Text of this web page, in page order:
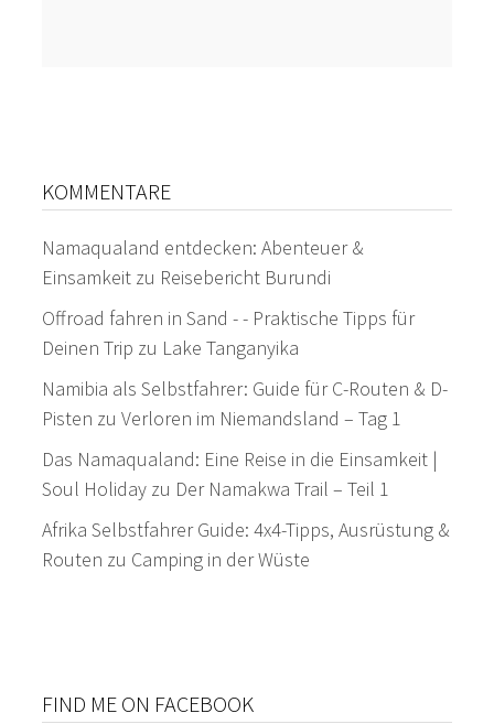
KOMMENTARE
Namaqualand entdecken: Abenteuer &
Einsamkeit zu Reisebericht Burundi
Offroad fahren in Sand - - Praktische Tipps für
Deinen Trip zu Lake Tanganyika
Namibia als Selbstfahrer: Guide für C-Routen & D-
Pisten zuVerloren im Niemandsland – Tag 1
Das Namaqualand: Eine Reise in die Einsamkeit |
Soul Holiday zu Der Namakwa Trail – Teil 1
Afrika Selbstfahrer Guide: 4x4-Tipps, Ausrüstung &
Routen zu Camping in der Wüste
FIND ME ON FACEBOOK